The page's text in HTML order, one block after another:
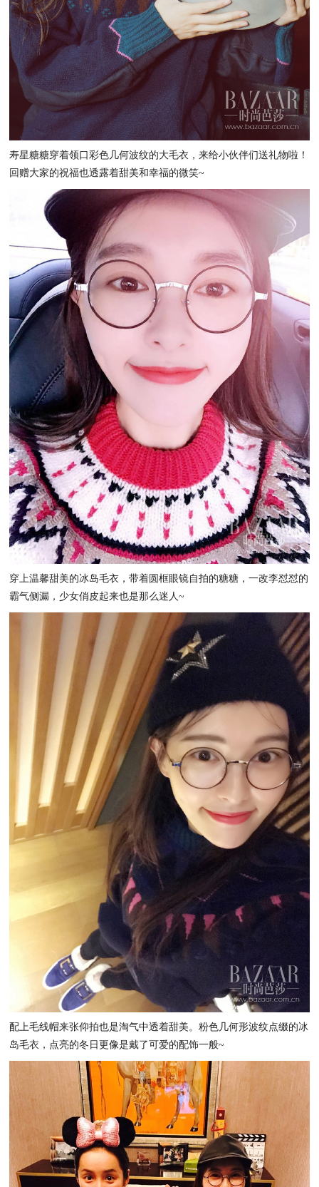
寿星糖糖穿着领口彩色几何波纹的大毛衣，来给小伙伴们送礼物啦！
回赠大家的祝福也透露着甜美和幸福的微笑~
穿上温馨甜美的冰岛毛衣，带着圆框眼镜自拍的糖糖，一改李怼怼的
霸气侧漏，少女俏皮起来也是那么迷人~
配上毛线帽来张仰拍也是淘气中透着甜美。粉色几何形波纹点缀的冰
岛毛衣，点亮的冬日更像是戴了可爱的配饰一般~